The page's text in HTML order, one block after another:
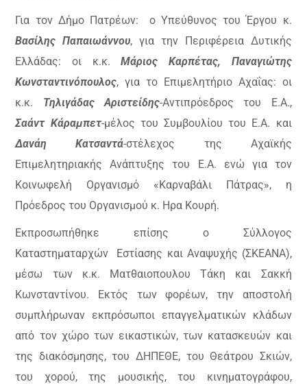
Για τον Δήμο Πατρέων:
ο Υπεύθυνος του Έργου κ.
Βασίλης Παπαιωάννου, για την Περιφέρεια Δυτικής
Ελλάδας: οι κ.κ.Μάριος Καρπέτας, Παναγιώτης
Κωνσταντινόπουλος, για το Επιμελητήριο Αχαΐας: οι
κ.κ. Τηλιγάδας Αριστείδης-Αντιπρόεδρος του Ε.Α.,
Σαάντ Κάραμπετ-μέλος του Συμβουλίου του Ε.Α. και
Δανάη Κατσαντά-στέλεχος της Αχαϊκής
Επιμελητηριακής Ανάπτυξης του Ε.Α. ενώ για τον
Κοινωφελή Οργανισμό «Καρναβάλι Πάτρας», η
Πρόεδρος του Οργανισμού κ. Ηρα Κουρή.
Εκπροσωπήθηκε επίσης ο Σύλλογος
Καταστηματαρχών
Εστίασης και Αναψυχής (ΣΚΕΑΝΑ),
μέσω των κ.κ. Ματθαιοπουλου Τάκη και Σακκή
Κωνσταντίνου. Εκτός των φορέων, την αποστολή
συμπλήρωναν εκπρόσωποι επαγγελματικών κλάδων
από τον χώρο των εικαστικών, των κατασκευών και
της διακόσμησης, του ΔΗΠΕΘΕ, του Θεάτρου Σκιών,
του χορού, της μουσικής, του κινηματογράφου,